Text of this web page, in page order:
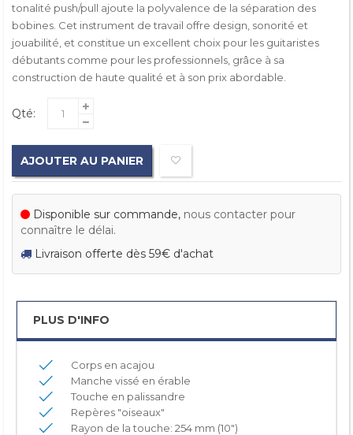
tonalité push/pull ajoute la polyvalence de la séparation des
bobines. Cet instrument de travail offre design, sonorité et
jouabilité, et constitue un excellent choix pour les guitaristes
débutants comme pour les professionnels, grâce à sa
construction de haute qualité et à son prix abordable.
Qté:
AJOUTER AU PANIER
Disponible sur commande, nous contacter pour
connaître le délai.
Livraison offerte dès 59€ d'achat
PLUS D'INFO
Corps en acajou
Manche vissé en érable
Touche en palissandre
Repères "oiseaux"
Rayon de la touche: 254 mm (10")